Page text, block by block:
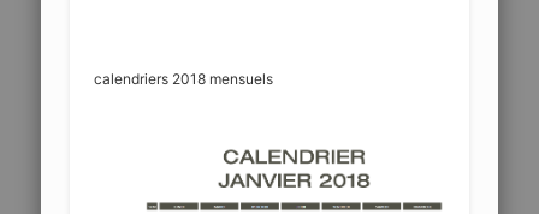
calendriers 2018 mensuels